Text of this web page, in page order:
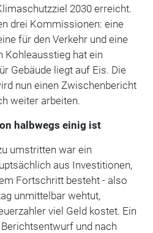
2030 erreicht.
drei Kommissionen: eine
für den Verkehr und eine
Kohleausstieg hat ein
Gebäude liegt auf Eis. Die
nun einen Zwischenbericht
weiter arbeiten.
halbwegs einig ist
umstritten war ein
aus Investitionen,
Fortschritt besteht - also
unmittelbar wehtut,
viel Geld kostet. Ein
und nach